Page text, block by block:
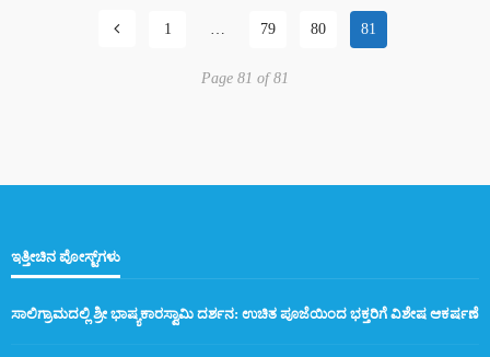
1 … 79 80 81
Page 81 of 81
ಇತ್ತೀಚಿನ ಪೋಸ್ಟ್‌ಗಳು
ಸಾಲಿಗ್ರಾಮದಲ್ಲಿ ಶ್ರೀ ಭಾಷ್ಯಕಾರಸ್ವಾಮಿ ದರ್ಶನ: ಉಚಿತ ಪೂಜೆಯಿಂದ ಭಕ್ತರಿಗೆ ವಿಶೇಷ ಆಕರ್ಷಣೆ